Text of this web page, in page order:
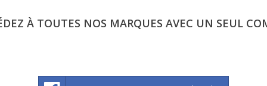
À TOUTES NOS MARQUES AVEC UN SEUL